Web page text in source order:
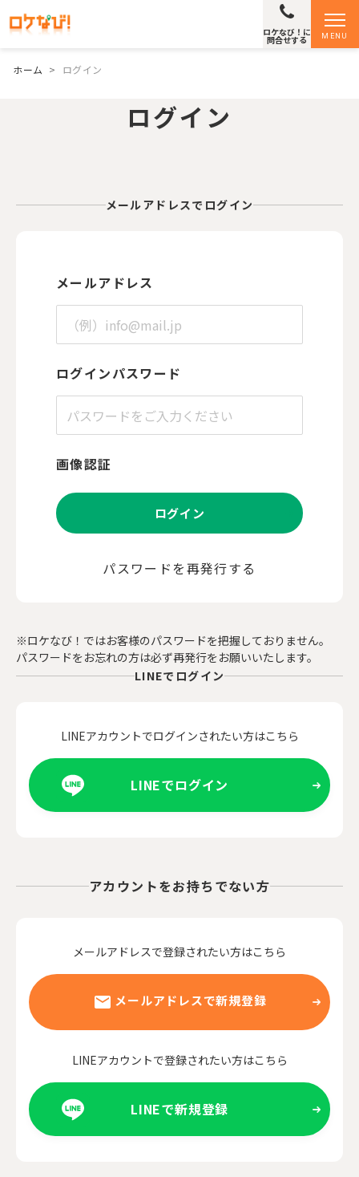
MENU
ロケなび！に
問合せする
ホーム > ログイン
ログイン
メールアドレスでログイン
メールアドレス
ログインパスワード
画像認証
ログイン
パスワードを再発行する
※ロケなび！ではお客様のパスワードを把握しておりません。
パスワードをお忘れの方は必ず再発行をお願いいたします。
LINEでログイン
LINEアカウントでログインされたい方はこちら
LINEでログイン
アカウントをお持ちでない方
メールアドレスで登録されたい方はこちら
メールアドレスで新規登録
LINEアカウントで登録されたい方はこちら
LINEで新規登録